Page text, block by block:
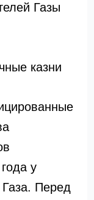
Газы
казни
у
Перед